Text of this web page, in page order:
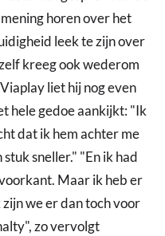
horen over het
leek te zijn over
kreeg ook wederom
liet hij nog even
hele gedoe aankijkt: "Ik
dat ik hem achter me
sneller." "En ik had
Maar ik heb er
we er dan toch voor
zo vervolgt